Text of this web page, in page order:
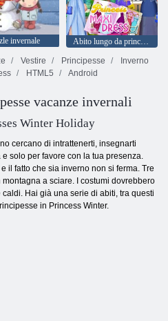
invernale
Abito lungo da principessa
Vestire Principesse
Inverno
HTML5 Android
vacanze invernali
Winter Holiday
cercano di intrattenerti, insegnarti
e solo per favore con la tua presenza.
il fatto che sia inverno non si ferma. Tre
a sciare. I costumi dovrebbero
Hai già una serie di abiti, tra questi
in Princess Winter.